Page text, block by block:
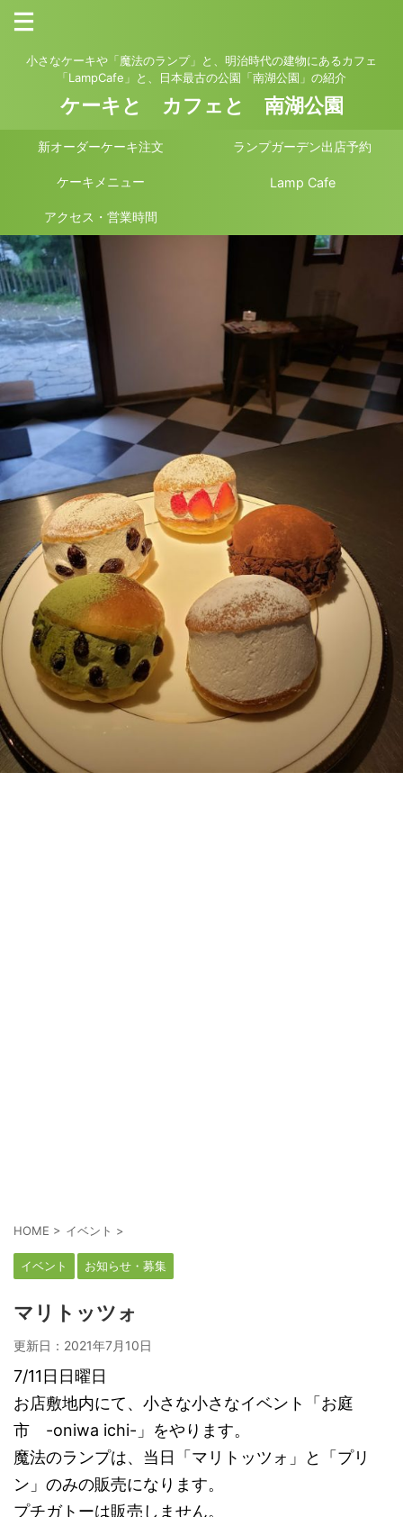
小さなケーキや「魔法のランプ」と、明治時代の建物にあるカフェ
「LampCafe」と、日本最古の公園「南湖公園」の紹介
ケーキと カフェと 南湖公園
新オーダーケーキ注文 ランプガーデン出店予約
ケーキメニュー Lamp Cafe
アクセス・営業時間
HOME > イベント >
イベント お知らせ・募集
マリトッツォ
更新日： 2021年7月10日
7/11日日曜日
お店敷地内にて、小さな小さなイベント「お庭
市 -oniwa ichi-」をやります。
魔法のランプは、当日「マリトッツォ」と「プリ
ン」のみの販売になります。
プチガトーは販売しません。